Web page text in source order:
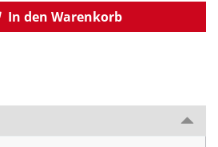
In den Warenkorb